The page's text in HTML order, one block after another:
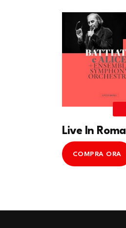
Live In Roma
COMPRA ORA